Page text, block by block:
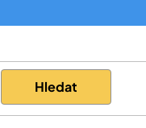
Hledat